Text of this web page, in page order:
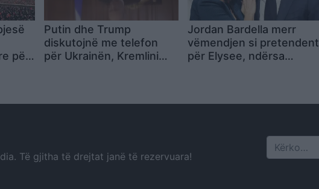
për
Putin dhe Trump
diskutojnë me telefon
për Ukrainën, Kremlini
Jordan Bardella merr
vëmendjen si pretendent
për Elysee, ndërsa
Të gjitha të drejtat janë të rezervuara! Search